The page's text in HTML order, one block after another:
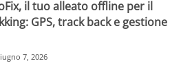
il tuo alleato offline per il
GPS, track back e gestione
7, 2026